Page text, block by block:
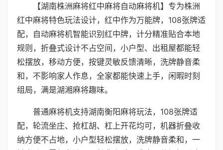
【湖南株洲麻将红中麻将自动麻将机】专为株洲
红中麻将特色玩法设计，红中作为万能牌，108张牌适
配，自动麻将机智能识别红中牌，计分精准贴合本地
规则，折叠式设计不占空间，小户型、出租屋都能轻
松摆放，移动方便，按键灵敏反馈清晰，洗牌静音柔
和，不影响家人作息，全家都能快速上手，闲暇时刻
组局，满是湖湘麻将趣味。
普通麻将机支持湖南衡阳麻将玩法，108张牌适
配，轮流坐庄、抢杠胡、杠上开花均可，机器折叠收
纳方便不占地，小户型轻松摆放，洗牌静音柔和，一